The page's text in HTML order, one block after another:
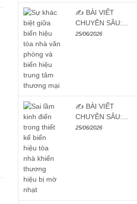
✍️ BÀI VIẾT
CHUYÊN SÂU:...
25/06/2026
✍️ BÀI VIẾT
CHUYÊN SÂU:...
25/06/2026